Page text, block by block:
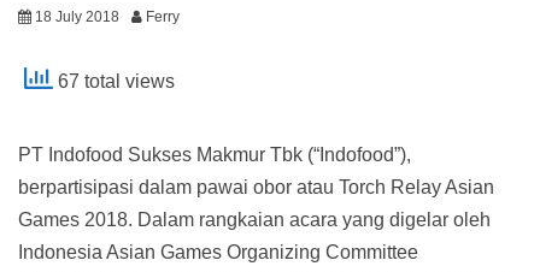
18 July 2018 Ferry
67 total views
PT Indofood Sukses Makmur Tbk (“Indofood”),
berpartisipasi dalam pawai obor atau Torch Relay Asian
Games 2018. Dalam rangkaian acara yang digelar oleh
Indonesia Asian Games Organizing Committee